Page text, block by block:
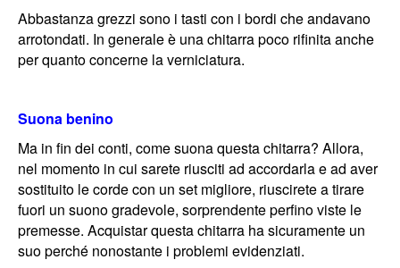
Abbastanza grezzi sono i tasti con i bordi che andavano
arrotondati. In generale è una chitarra poco rifinita anche
per quanto concerne la verniciatura.
Suona benino
Ma in fin dei conti, come suona questa chitarra? Allora,
nel momento in cui sarete riusciti ad accordarla e ad aver
sostituito le corde con un set migliore, riuscirete a tirare
fuori un suono gradevole, sorprendente perfino viste le
premesse. Acquistar questa chitarra ha sicuramente un
suo perché nonostante i problemi evidenziati.